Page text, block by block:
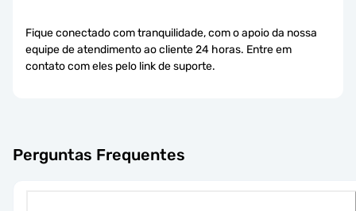
Fique conectado com tranquilidade, com o apoio da nossa
equipe de atendimento ao cliente 24 horas. Entre em
contato com eles pelo link de suporte.
Perguntas Frequentes